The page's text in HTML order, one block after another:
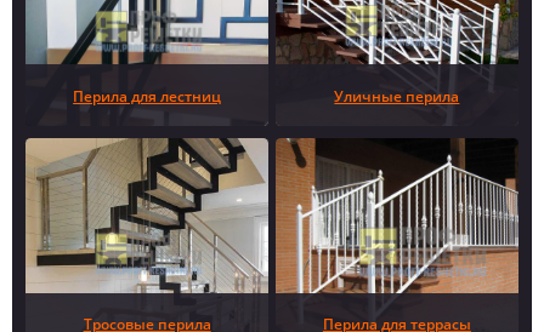
Перила для лестниц Уличные перила
Тросовые перила Перила для террасы